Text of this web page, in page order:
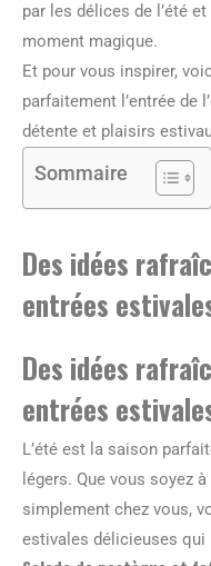
par les délices de l’été
moment magique.
Et pour vous inspirer,
parfaitement l’entrée de
détente et plaisirs
Sommaire
Des idées
entrées
Des idées
entrées
L’été est la saison
légers. Que vous soyez
simplement chez vous,
estivales délicieuses qui